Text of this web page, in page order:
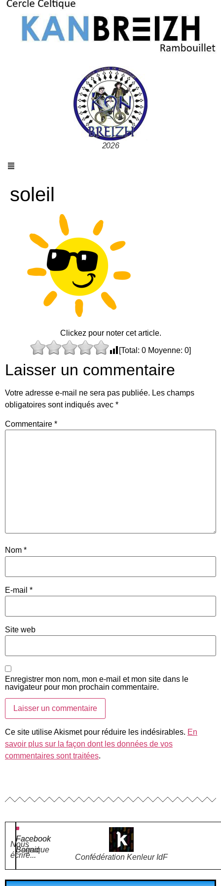
2026
soleil
Clickez pour noter cet article.
[Total: 0 Moyenne: 0]
Laisser un commentaire
Votre adresse e-mail ne sera pas publiée. Les champs
obligatoires sont indiqués avec *
Commentaire *
Nom *
E-mail *
Site web
Enregistrer mon nom, mon e-mail et mon site dans le
navigateur pour mon prochain commentaire.
Ce site utilise Akismet pour réduire les indésirables. En
savoir plus sur la façon dont les données de vos
commentaires sont traitées.
Nous
écrire...
Facebook
Bagad
Facebook
Scénique
Confédération Kenleur IdF